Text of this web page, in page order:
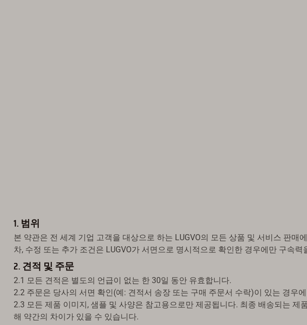
1. 범위
본 약관은 전 세계 기업 고객을 대상으로 하는 LUGVO의 모든 상품 및 서비스 판매
차, 수정 또는 추가 조건은 LUGVO가 서면으로 명시적으로 확인한 경우에만 구속력
2. 견적 및 주문
2.1 모든 견적은 별도의 언급이 없는 한 30일 동안 유효합니다.
2.2 주문은 당사의 서면 확인(예: 견적서 송장 또는 구매 주문서 수락)이 있는 경우
2.3 모든 제품 이미지, 샘플 및 사양은 참고용으로만 제공됩니다. 최종 배송되는 제
해 약간의 차이가 있을 수 있습니다.